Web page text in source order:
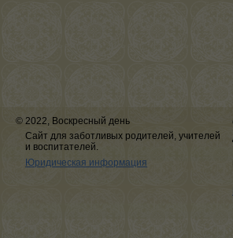
© 2022, Воскресный день
Сайт для заботливых родителей, учителей
и воспитателей.
Юридическая информация